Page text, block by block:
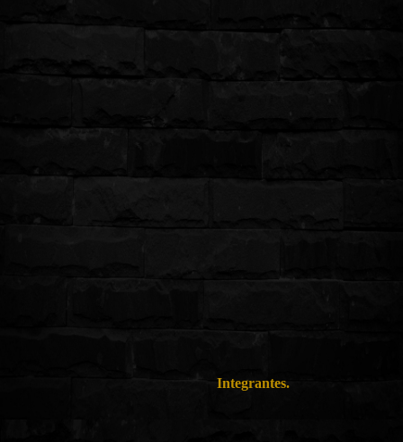
Integrantes.